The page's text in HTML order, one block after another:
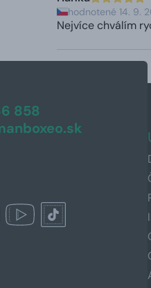
hodnotené 14. 9.
Nejvíce chválím
858